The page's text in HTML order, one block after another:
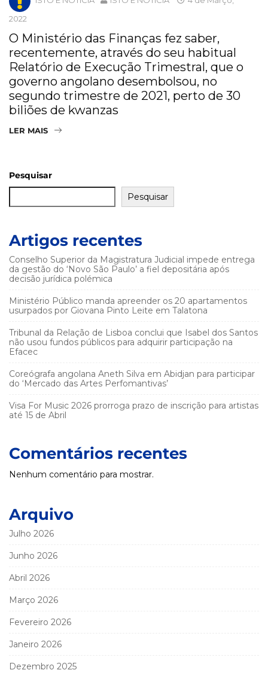
2022
O Ministério das Finanças fez saber,
recentemente, através do seu habitual
Relatório de Execução Trimestral, que o
governo angolano desembolsou, no
segundo trimestre de 2021, perto de 30
biliões de kwanzas
LER MAIS
Pesquisar
Pesquisar
Artigos recentes
Conselho Superior da Magistratura Judicial impede entrega
da gestão do ‘Novo São Paulo’ a fiel depositária após
decisão jurídica polémica
Ministério Público manda apreender os 20 apartamentos
usurpados por Giovana Pinto Leite em Talatona
Tribunal da Relação de Lisboa conclui que Isabel dos Santos
não usou fundos públicos para adquirir participação na
Efacec
Coreógrafa angolana Aneth Silva em Abidjan para participar
do ‘Mercado das Artes Perfomantivas’
Visa For Music 2026 prorroga prazo de inscrição para artistas
até 15 de Abril
Comentários recentes
Nenhum comentário para mostrar.
Arquivo
Julho 2026
Junho 2026
Abril 2026
Março 2026
Fevereiro 2026
Janeiro 2026
Dezembro 2025